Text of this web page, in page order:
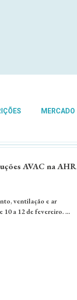
MERCADO
AVAC na AHR
ventilação e ar
10 a 12 de fevereiro. …